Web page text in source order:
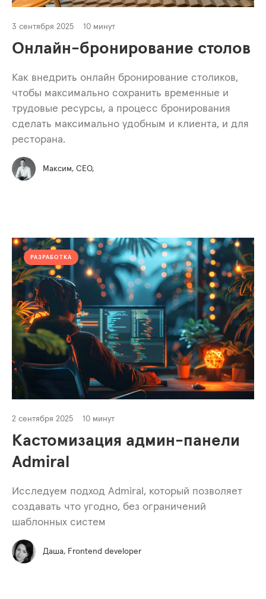
3 сентября 2025 10 минут
Онлайн-бронирование столов
Как внедрить онлайн бронирование столиков,
чтобы максимально сохранить временные и
трудовые ресурсы, а процесс бронирования
сделать максимально удобным и клиента, и для
ресторана.
Максим, СЕО,
РАЗРАБОТКА
2 сентября 2025 10 минут
Кастомизация админ-панели
Admiral
Исследуем подход Admiral, который позволяет
создавать что угодно, без ограничений
шаблонных систем
Даша, Frontend developer